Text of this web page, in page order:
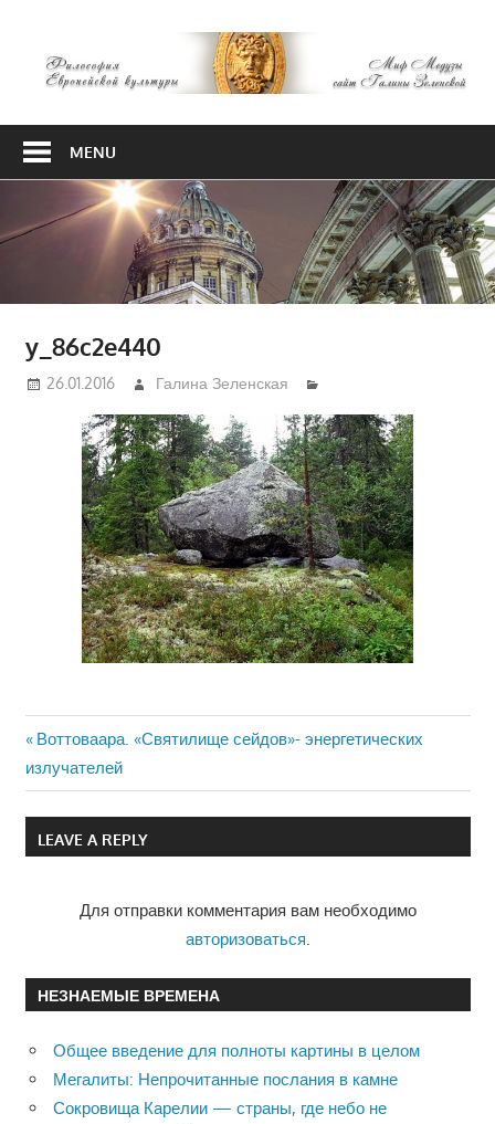
content
Европейской
MENU
y_86c2e440
26.01.2016 Галина Зеленская
Навигация
по
записям
Previous
Post:
Воттоваара. «Святилище сейдов»- энергетических
излучателей
LEAVE A REPLY
Для отправки комментария вам необходимо
авторизоваться
НЕЗНАЕМЫЕ ВРЕМЕНА
Общее введение для полноты картины в целом
Мегалиты: Непрочитанные послания в камне
Сокровища Карелии — страны, где небо не